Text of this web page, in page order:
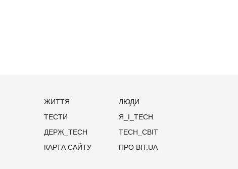
ЖИТТЯ
ЛЮДИ
ТЕСТИ
Я_І_TECH
ДЕРЖ_TECH
TECH_СВІТ
КАРТА САЙТУ
ПРО BIT.UA